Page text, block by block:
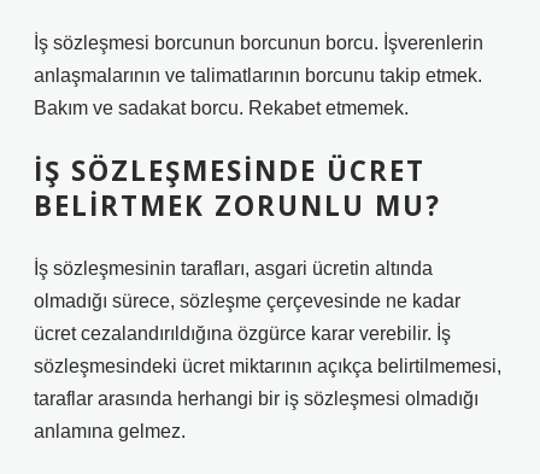
İş sözleşmesi borcunun borcunun borcu. İşverenlerin
anlaşmalarının ve talimatlarının borcunu takip etmek.
Bakım ve sadakat borcu. Rekabet etmemek.
İŞ SÖZLEŞMESINDE ÜCRET
BELIRTMEK ZORUNLU MU?
İş sözleşmesinin tarafları, asgari ücretin altında
olmadığı sürece, sözleşme çerçevesinde ne kadar
ücret cezalandırıldığına özgürce karar verebilir. İş
sözleşmesindeki ücret miktarının açıkça belirtilmemesi,
taraflar arasında herhangi bir iş sözleşmesi olmadığı
anlamına gelmez.